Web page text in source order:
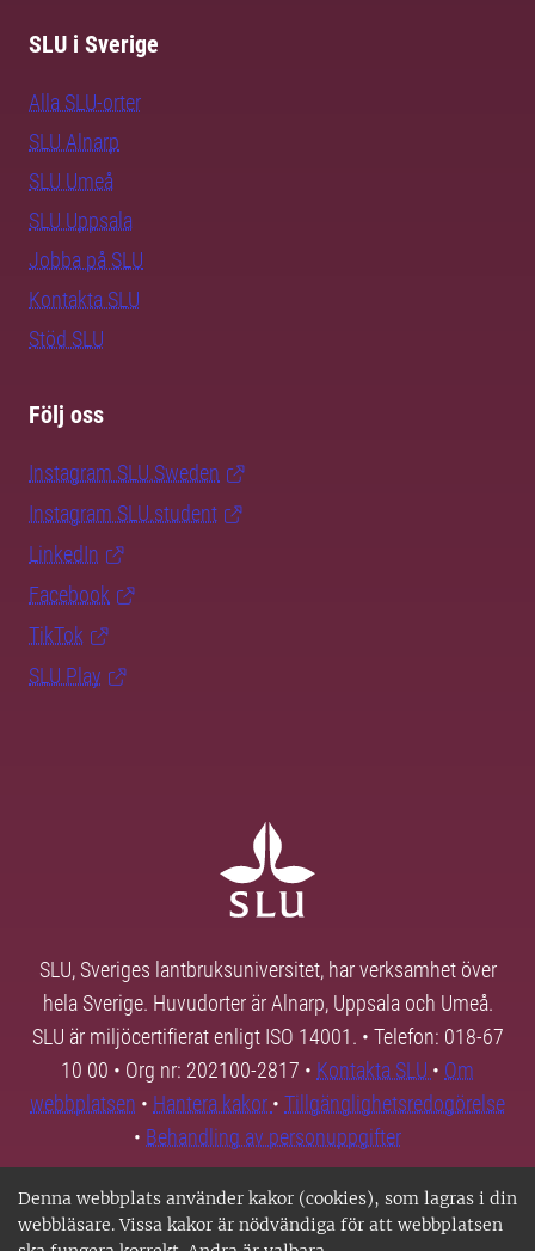
Denna webbplats använder kakor (cookies), som lagras i din
webbläsare. Vissa kakor är nödvändiga för att webbplatsen
SLU i Sverige
Alla SLU-orter
SLU Alnarp
SLU Umeå
SLU Uppsala
Jobba på SLU
Kontakta SLU
Stöd SLU
Följ oss
Instagram SLU.Sweden
Instagram SLU.student
LinkedIn
Facebook
TikTok
SLU Play
SLU, Sveriges lantbruksuniversitet, har verksamhet över
hela Sverige. Huvudorter är Alnarp, Uppsala och Umeå.
SLU är miljöcertifierat enligt ISO 14001. • Telefon: 018-67
10 00 • Org nr: 202100-2817 • Kontakta SLU • Om
webbplatsen • Hantera kakor • Tillgänglighetsredogörelse
• Behandling av personuppgifter